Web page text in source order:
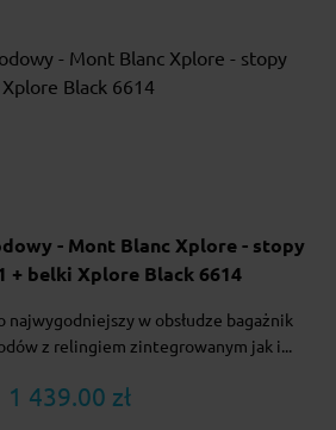
- Mont Blanc Xplore - stopy
+ belki Xplore Black 6614
w obsłudze bagażnik
z relingiem zintegrowanym jak i...
1 439.00 zł